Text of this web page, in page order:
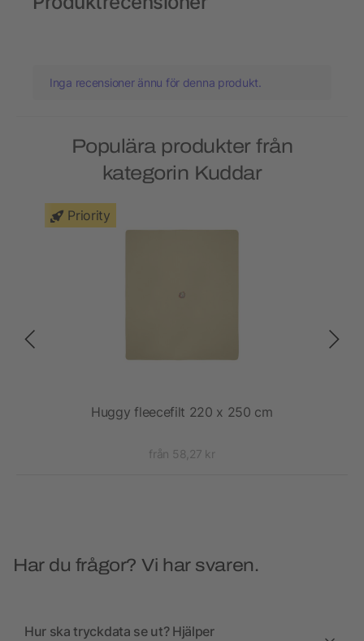
Inga recensioner ännu för denna produkt.
Populära produkter från
kategorin Kuddar
Priority
Huggy fleecefilt 220 x 250 cm
från 58,27 kr
Har du frågor? Vi har svaren.
Hur ska tryckdata se ut? Hjälper